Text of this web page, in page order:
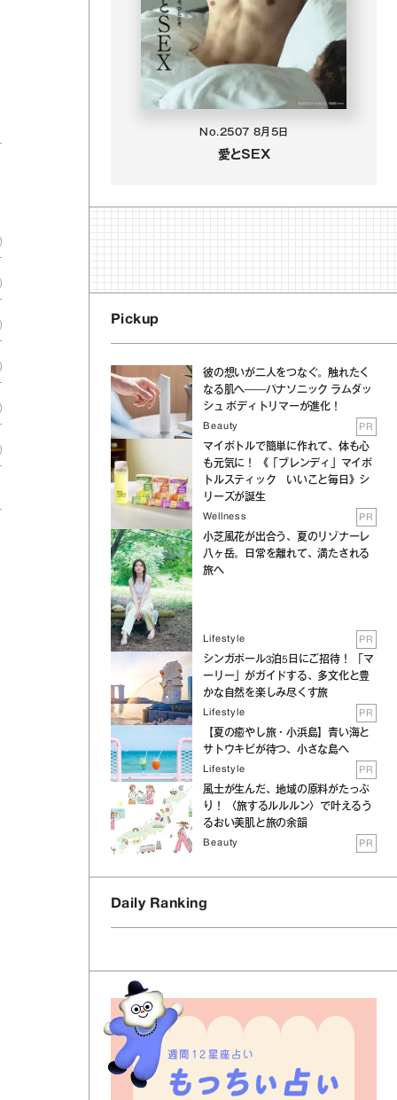
No.2507 8月5日
愛とSEX
Pickup
彼の想いが二人をつなぐ。触れたく
なる肌へ──パナソニック ラムダッ
シュ ボディトリマーが進化！
Beauty PR
マイボトルで簡単に作れて、体も心
も元気に！ 《「ブレンディ」マイボ
トルスティック いいこと毎日》シ
リーズが誕生
Wellness PR
小芝風花が出合う、夏のリゾナーレ
八ヶ岳。日常を離れて、満たされる
旅へ
Lifestyle PR
シンガポール3泊5日にご招待！ 「マ
ーリー」がガイドする、多文化と豊
かな自然を楽しみ尽くす旅
Lifestyle PR
【夏の癒やし旅・小浜島】青い海と
サトウキビが待つ、小さな島へ
Lifestyle PR
風土が生んだ、地域の原料がたっぷ
り！ 〈旅するルルルン〉で叶えるう
るおい美肌と旅の余韻
Beauty PR
Daily Ranking
週間12星座占い